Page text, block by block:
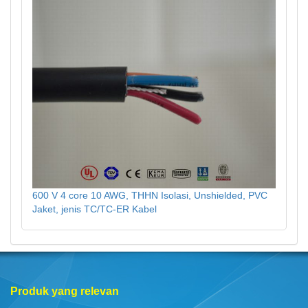
600 V 4 core 10 AWG, THHN Isolasi, Unshielded, PVC
Jaket, jenis TC/TC-ER Kabel
Produk yang relevan